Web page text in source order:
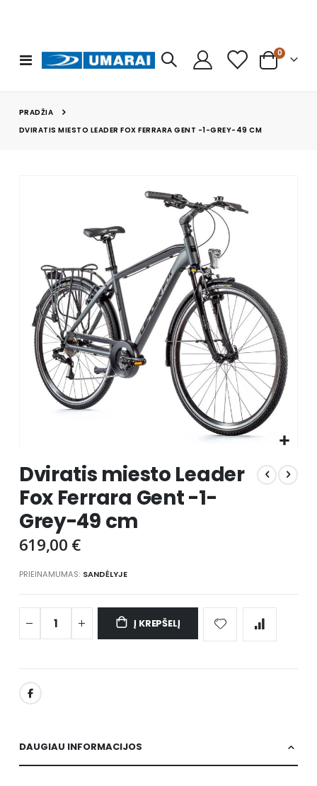
Toggle
Nav
Cart
0prekės
PRADŽIA
DVIRATIS MIESTO LEADER FOX FERRARA GENT -1-GREY-49 CM
images
gallery
to
the
beginning
of
the
images
Dviratis miesto Leader
Fox Ferrara Gent -1-
Grey-49 cm
619,00 €
PRIEINAMUMAS: SANDĖLYJE
Į KREPŠELĮ
DAUGIAU INFORMACIJOS